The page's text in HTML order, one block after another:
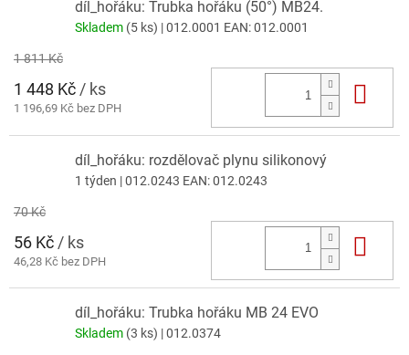
díl_hořáku: Trubka hořáku (50°) MB24.
Skladem (5 ks) | 012.0001 EAN:012.0001
1 811 Kč
1 448 Kč/ ks
1 196,69 Kč bez DPH
díl_hořáku: rozdělovač plynu silikonový
1 týden | 012.0243 EAN:012.0243
70 Kč
56 Kč / ks
46,28 Kč bez DPH
díl_hořáku: Trubka hořáku MB 24 EVO
Skladem (3 ks) | 012.0374